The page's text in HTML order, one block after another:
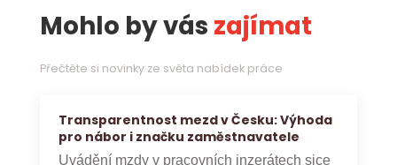
Mohlo by vás zajímat
Přečtěte si novinky ze světa nabídek práce
Transparentnost mezd v Česku: Výhoda
pro nábor i značku zaměstnavatele
Uvádění mzdy v pracovních inzerátech sice